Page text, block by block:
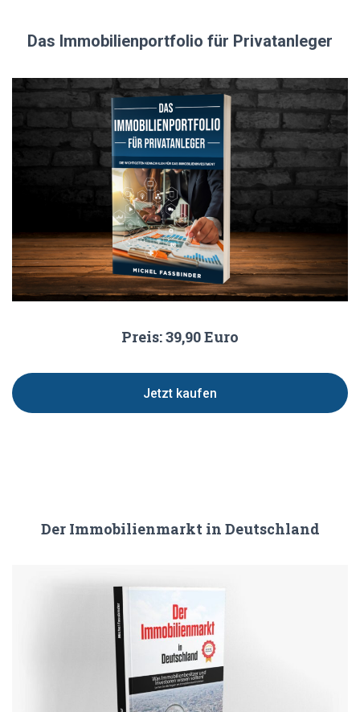
Das Immobilienportfolio für Privatanleger
Preis: 39,90 Euro
Jetzt kaufen
Der Immobilienmarkt in Deutschland